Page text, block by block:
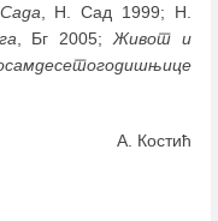
, Н. Сад 1999; Н.
, Бг 2005;Живот и
А. Костић